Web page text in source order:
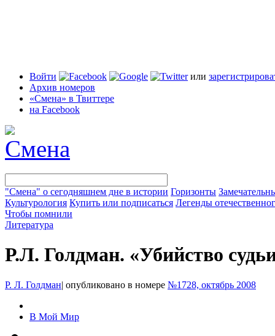
Войти или
Архив номеров
«Смена» в Твиттере
на Facebook
"Смена" о сегодняшнем дне в истории Горизонты
Культурология Купить или подписаться Легенды
Чтобы помнили
Литература
Р.Л. Голдман. «Убийство
Р. Л. Голдман| опубликовано в номере №1728, октябрь 2008
В Мой Мир